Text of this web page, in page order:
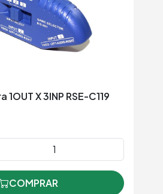
X 3INP RSE-C119
COMPRAR